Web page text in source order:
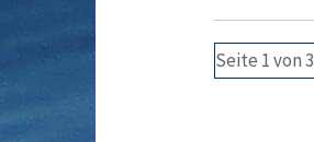
Seite 1 von 3